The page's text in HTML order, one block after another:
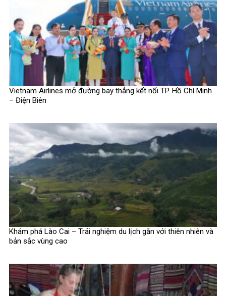
Vietnam Airlines mở đường bay thẳng kết nối TP. Hồ Chí Minh
– Điện Biên
Khám phá Lào Cai – Trải nghiệm du lịch gắn với thiên nhiên và
bản sắc vùng cao